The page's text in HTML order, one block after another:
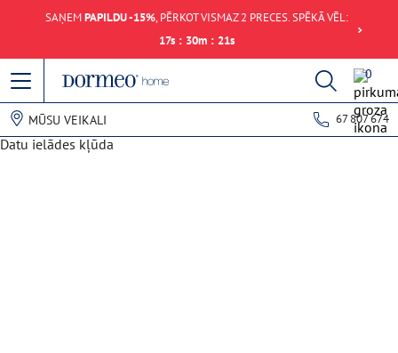
SAŅEMPAPILDU -15%, PĒRKOT VISMAZ 2 PRECES. SPĒKĀ VĒL:
17s : 30m : 21s
0
MŪSU VEIKALI 67 807 674
Datu ielādes kļūda